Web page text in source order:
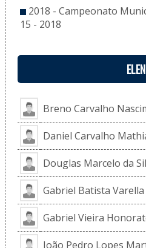
2018 - Campeonato
15 - 2018
Breno Carvalho
Daniel Carvalho
Douglas Marcelo da
Gabriel Batista Varella
Gabriel Vieira
João Pedro Lopes